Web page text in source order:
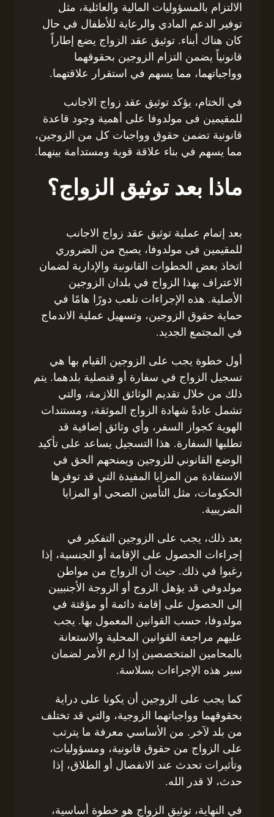
الالتزام بالمسؤوليات المالية والعائلية، مثل
توفير الدعم المادي والرعاية للأطفال في حال
كان هناك أبناء. توثيق عقد الزواج يضع إطاراً
قانونياً يضمن التزام الزوجين بحقوقهما
وواجباتهما، مما يسهم في استقرار علاقتهما.
في الختام، يؤكد توثيق عقد زواج الاجانب
للمقيمين فى مولدوفا على أهمية وجود قاعدة
قانونية تضمن حقوق وواجبات كل من الزوجين،
مما يسهم في بناء علاقة قوية ومستدامة بينهما.
ماذا بعد توثيق الزواج؟
بعد إتمام عملية توثيق عقد زواج الاجانب
للمقيمين فى مولدوفا، يصبح من الضروري
اتخاذ بعض الخطوات القانونية والإدارية لضمان
الاعتراف بهذا الزواج في بلدان الزوجين
الأصلية. هذه الإجراءات تلعب دورًا هامًا في
حماية حقوق الزوجين، وتسهيل عملية الاندماج
في المجتمع الجديد.
أول خطوة يجب على الزوجين القيام بها هي
تسجيل الزواج في سفارة أو قنصلية بلدهما. يتم
ذلك من خلال تقديم الوثائق اللازمة، والتي
تشمل عادةً شهادة الزواج الموثقة، ومستندات
الهوية كجواز السفر، وأي وثائق إضافية قد
تطلبها السفارة. هذا التسجيل يساعد على تأكيد
الوضع القانوني للزوجين ويمنحهم الحق في
الاستفادة من المزايا المفيدة التي قد توفرها
الحكومات، مثل التأمين الصحي أو المزايا
الضريبية.
بعد ذلك، يجب على الزوجين التفكير في
إجراءات الحصول على الإقامة أو الجنسية، إذا
رغبوا في ذلك. حيث أن الزواج من مواطن
مولدوفي قد يؤهل الزوج أو الزوجة الأجنبيين
إلى الحصول على إقامة دائمة أو مؤقتة في
مولدوفا، حسب القوانين المعمول بها. يجب
عليهم مراجعة القوانين المحلية والاستعانة
بالمحامين المتخصصين إذا لزم الأمر لضمان
سير هذه الإجراءات بسلاسة.
كما يجب على الزوجين أن يكونا على دراية
بحقوقهما وواجباتهما الزوجية، والتي قد تختلف
من بلد لآخر. من الأساسي معرفة ما يترتب
على الزواج من حقوق قانونية، ومسؤوليات،
وتأثيرات تحدث عند الانفصال أو الطلاق، إذا
حدث، لا قدر الله.
في النهاية، توثيق الزواج هو خطوة أساسية،